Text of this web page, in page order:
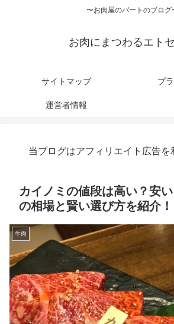
〜お肉屋のパートのブログ
お肉にまつわるエト
サイトマップ プ
運営者情報
当ブログはアフィリエイト広告を
カイノミの値段は高い？安
の相場と賢い選び方を紹介！
牛肉